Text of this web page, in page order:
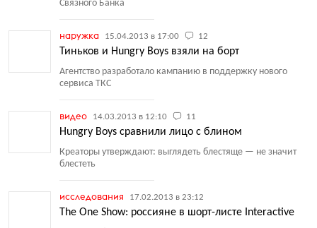
Связного Банка
наружка 15.04.2013 в 17:00 12
Тиньков и Hungry Boys взяли на борт
Агентство разработало кампанию в поддержку нового
сервиса ТКС
видео 14.03.2013 в 12:10 11
Hungry Boys сравнили лицо с блином
Креаторы утверждают: выглядеть блестяще — не значит
блестеть
исследования 17.02.2013 в 23:12
The One Show: россияне в шорт-листе Interactive